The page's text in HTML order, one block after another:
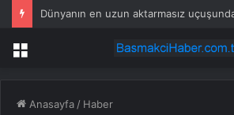
Menü
Anasayfa / Haber